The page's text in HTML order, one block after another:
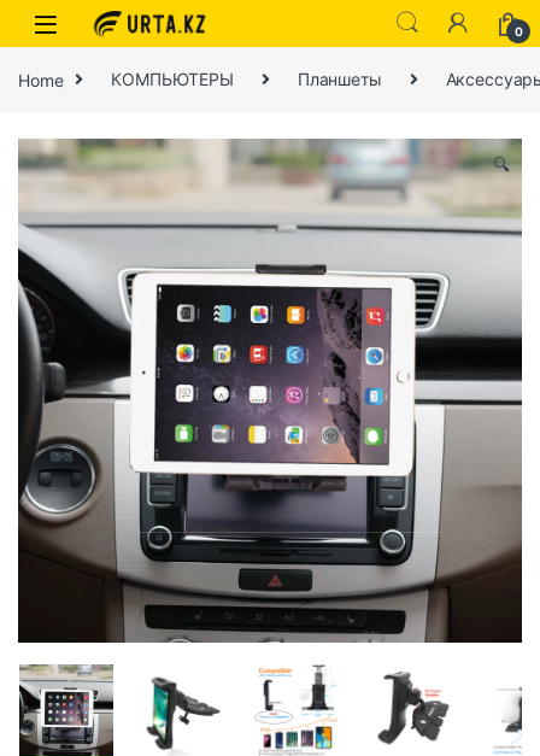
0
Home КОМПЬЮТЕРЫ Планшеты
🔍